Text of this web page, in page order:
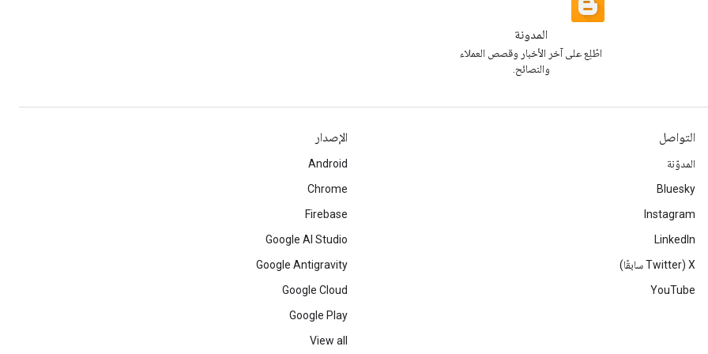
المدونة
اطّلِع على آخر الأخبار وقصص العملاء
والنصائح.
التواصل
المدوّنة
Bluesky
Instagram
LinkedIn
‫X ‏(Twitter سابقًا)
YouTube
الإصدار
Android
Chrome
Firebase
Google AI Studio
Google Antigravity
Google Cloud
Google Play
View all